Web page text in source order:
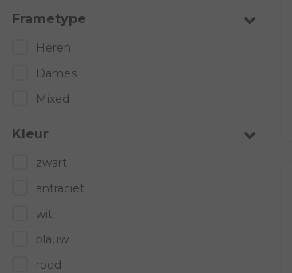
Frametype
Heren
Dames
Mixed
Kleur
zwart
antraciet
wit
blauw
rood